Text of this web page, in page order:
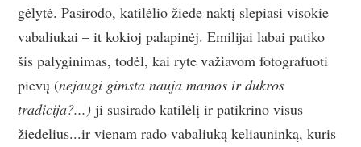
gėlytė. Pasirodo, katilėlio žiede naktį slepiasi visokie
vabaliukai – it kokioj palapinėj. Emilijai labai patiko
šis palyginimas, todėl, kai ryte važiavom fotografuoti
pievų (nejaugi gimsta nauja mamos ir dukros
tradicija?...) ji susirado katilėlį ir patikrino visus
žiedelius...ir vienam rado vabaliuką keliauninką, kuris